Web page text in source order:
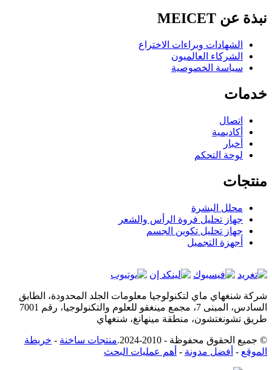
نبذة عن MEICET
الشهادات وبراءات الاختراع
الشركاء العالميون
سياسة الخصوصية
خدمات
اتصال
أكاديمية
أخبار
لوحة التحكم
منتجات
محلل البشرة
جهاز تحليل فروة الرأس والشعر
جهاز تحليل تكوين الجسم
أجهزة التجميل
شركة شنغهاي ماي لتكنولوجيا معلومات الجلد المحدودة، الطابق
السادس، المبنى 7، مجمع مينغقو للعلوم والتكنولوجيا، رقم 7001
طريق تشونغتشون، منطقة مينهانغ، شنغهاي
© جميع الحقوق محفوظة - 2010-2024. منتجات ساخنة - خريطة
الموقع - أفضل مدونة - أهم عمليات البحث